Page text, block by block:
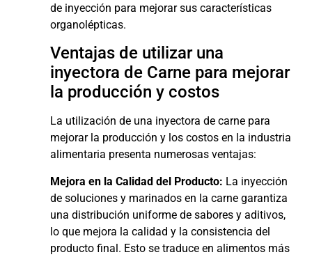
de inyección para mejorar sus características
organolépticas.
Ventajas de utilizar una
inyectora de Carne para mejorar
la producción y costos
La utilización de una inyectora de carne para
mejorar la producción y los costos en la industria
alimentaria presenta numerosas ventajas:
Mejora en la Calidad del Producto: La inyección
de soluciones y marinados en la carne garantiza
una distribución uniforme de sabores y aditivos,
lo que mejora la calidad y la consistencia del
producto final. Esto se traduce en alimentos más